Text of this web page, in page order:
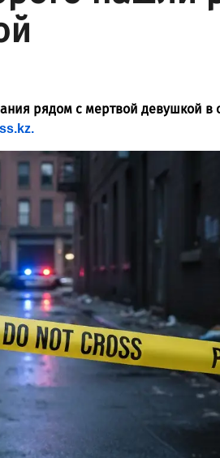
рядом с мертвой девушкой в